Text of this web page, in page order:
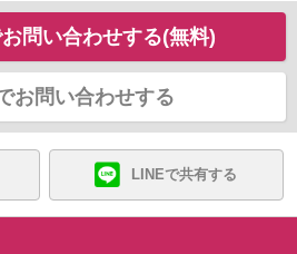
問い合わせする(無料)
お問い合わせする
LINEで共有する